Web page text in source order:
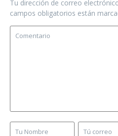
Tu dirección de correo
campos obligatorios están